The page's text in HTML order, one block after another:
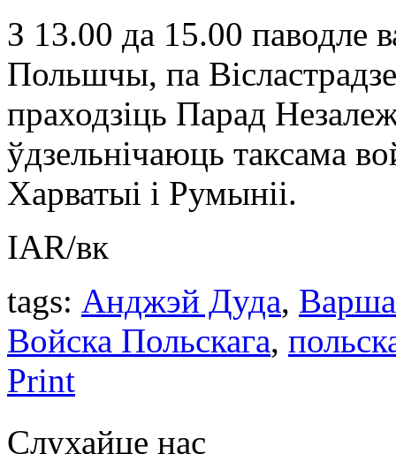
З 13.00 да 15.00 паводле
Польшчы, па
праходзіць Парад
ўдзельнічаюць таксама
Харватыі і Румыніі.
IAR/вк
tags: Анджэй Дуда,
Войска Польскага,
Print
Слухайце нас